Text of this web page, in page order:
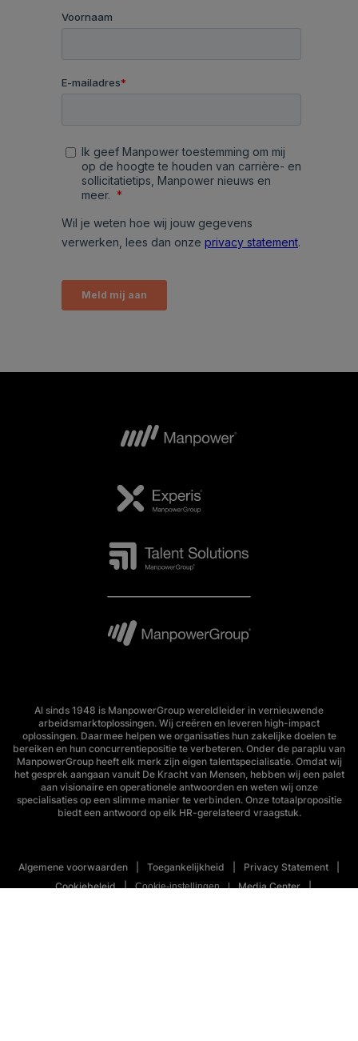
Al sinds 1948 is ManpowerGroup wereldleider in vernieuwende
arbeidsmarktoplossingen. Wij creëren en leveren high-impact
oplossingen. Daarmee helpen we organisaties hun zakelijke doelen te
bereiken en hun concurrentiepositie te verbeteren. Onder de paraplu van
ManpowerGroup heeft elk merk zijn eigen talentspecialisatie. Omdat wij
het gesprek aangaan vanuit De Kracht van Mensen, hebben wij een palet
aan visionaire en operationele antwoorden en weten wij onze
specialisaties op een slimme manier te verbinden. Onze totaalpropositie
biedt een antwoord op elk HR-gerelateerd vraagstuk.
Algemene voorwaarden Toegankelijkheid
Privacy Statement
Cookiebeleid
Cookie-instellingen
Media Center